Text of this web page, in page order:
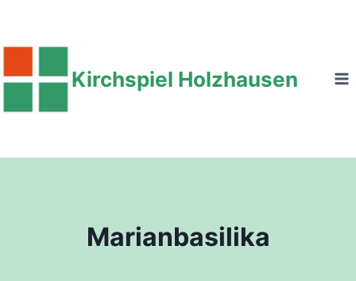
springen
Kirchspiel Holzhausen
Marianbasilika